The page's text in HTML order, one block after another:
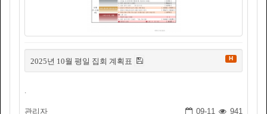
2025년 10월 평일 집회 계획표 H
.
관리자 09-11 941